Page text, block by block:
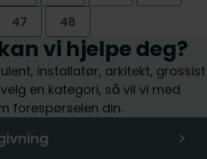
47 48
vi hjelpe deg?
installatør, arkitekt, grossist
en kategori, så vil vi med
forespørselen din.